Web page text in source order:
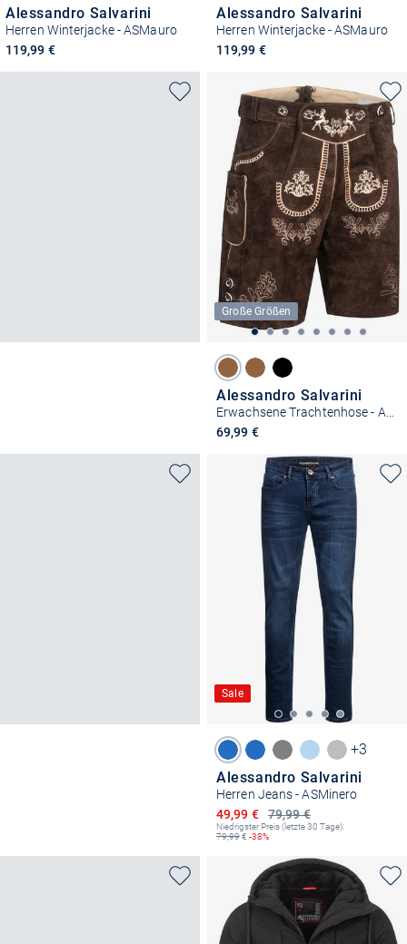
Alessandro Salvarini
Herren Winterjacke - ASMauro
119,99 €
Alessandro Salvarini
Herren Winterjacke - ASMauro
119,99 €
Große Größen
Alessandro Salvarini
69,99 €
Sale
+3
Alessandro Salvarini
Herren Jeans - ASMinero
79,99 €
Ermäßigter Preis
49,99 €
Niedrigster Preis (letzte 30 Tage):
79,99€ -38%